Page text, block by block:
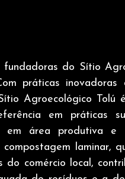
do Sítio
práticas inovadoras
Agroecológico Tolú
em práticas
em área produtiva e
laminar,
do comércio local,